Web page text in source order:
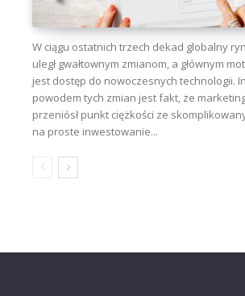
W ciągu ostatnich trzech dekad globalny
uległ gwałtownym zmianom, a głównym
jest dostęp do nowoczesnych technologii.
powodem tych zmian jest fakt, że
przeniósł punkt ciężkości ze
na proste inwestowanie...